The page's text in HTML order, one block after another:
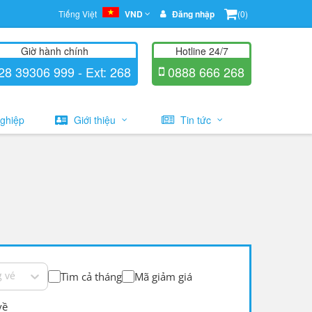
Tiếng Việt VND Đăng nhập (0)
Hotline 24/7
0888 666 268
Giờ hành chính
39306 999 - Ext: 268
Giới thiệu Tin tức
vé Tìm cả tháng Mã giảm giá